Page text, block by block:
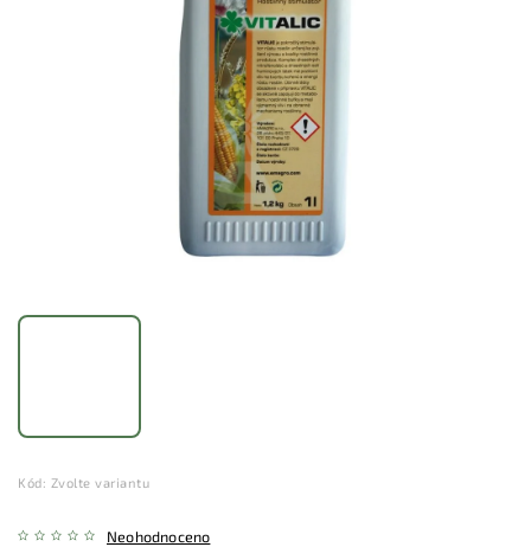
Kód: Zvolte variantu
Neohodnoceno